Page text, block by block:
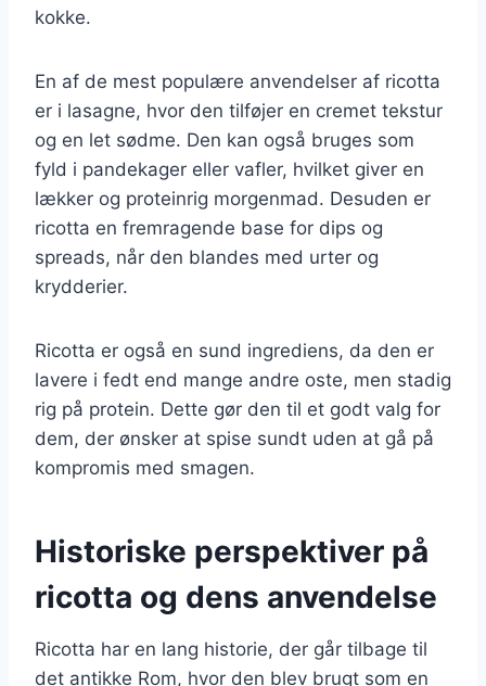
kokke.
En af de mest populære anvendelser af ricotta
er i lasagne, hvor den tilføjer en cremet tekstur
og en let sødme. Den kan også bruges som
fyld i pandekager eller vafler, hvilket giver en
lækker og proteinrig morgenmad. Desuden er
ricotta en fremragende base for dips og
spreads, når den blandes med urter og
krydderier.
Ricotta er også en sund ingrediens, da den er
lavere i fedt end mange andre oste, men stadig
rig på protein. Dette gør den til et godt valg for
dem, der ønsker at spise sundt uden at gå på
kompromis med smagen.
Historiske perspektiver på
ricotta og dens anvendelse
Ricotta har en lang historie, der går tilbage til
det antikke Rom, hvor den blev brugt som en